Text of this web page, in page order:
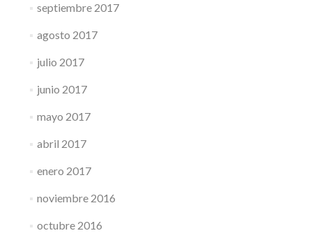
septiembre 2017
agosto 2017
julio 2017
junio 2017
mayo 2017
abril 2017
enero 2017
noviembre 2016
octubre 2016